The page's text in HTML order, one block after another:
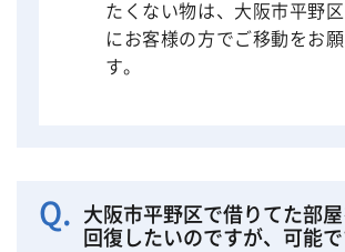
たくない物は、大阪市平野
にお客様の方でご移動をお
す。
大阪市平野区で借りてた部
回復したいのですが、可能で